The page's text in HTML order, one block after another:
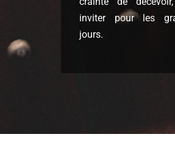
inviter pour les
jours.